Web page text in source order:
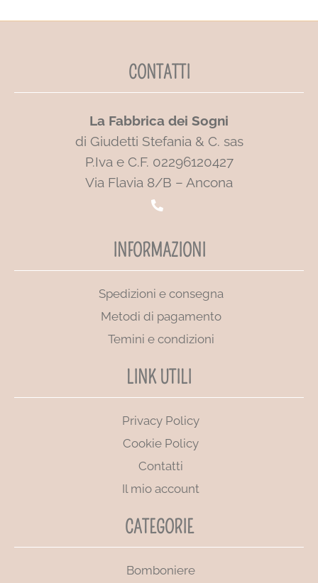
CONTATTI
La Fabbrica dei Sogni
di Giudetti Stefania & C. sas
P.Iva e C.F. 02296120427
Via Flavia 8/B – Ancona
INFORMAZIONI
Spedizioni e consegna
Metodi di pagamento
Temini e condizioni
LINK UTILI
Privacy Policy
Cookie Policy
Contatti
Il mio account
CATEGORIE
Bomboniere